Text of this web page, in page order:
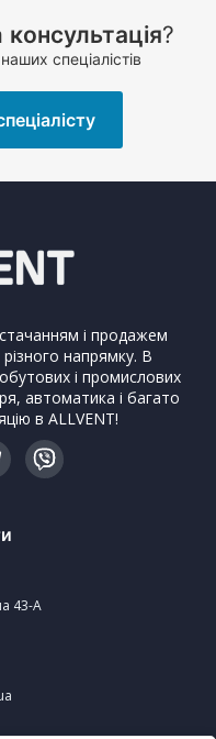
консультація?
спеціалістів
і продажем
напрямку. В
і промислових
автоматика і багато
в ALLVENT!
43-А